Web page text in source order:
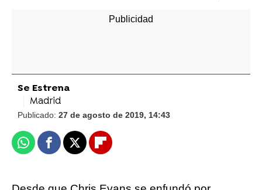
Se Estrena
Madrid
Publicado: 27 de agosto de 2019, 14:43
WhatsappFacebook
X Flipboard